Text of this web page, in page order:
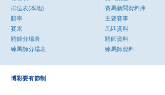
排位表(本地)
賠率
賽果
騎師分場表
練馬師分場表
賽馬新聞資料庫
主要賽事
馬匹資料
騎師資料
練馬師資料
博彩要有節制